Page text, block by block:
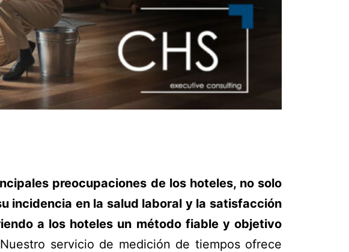
preocupaciones de los hoteles, no solo
incidencia en la salud laboral y la satisfacción
a los hoteles un método fiable y objetivo
servicio de medición de tiempos ofrece